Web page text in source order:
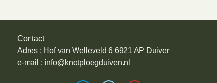
Contact
Adres : Hof van Welleveld 6 6921 AP Duiven
e-mail : info@knotploegduiven.nl